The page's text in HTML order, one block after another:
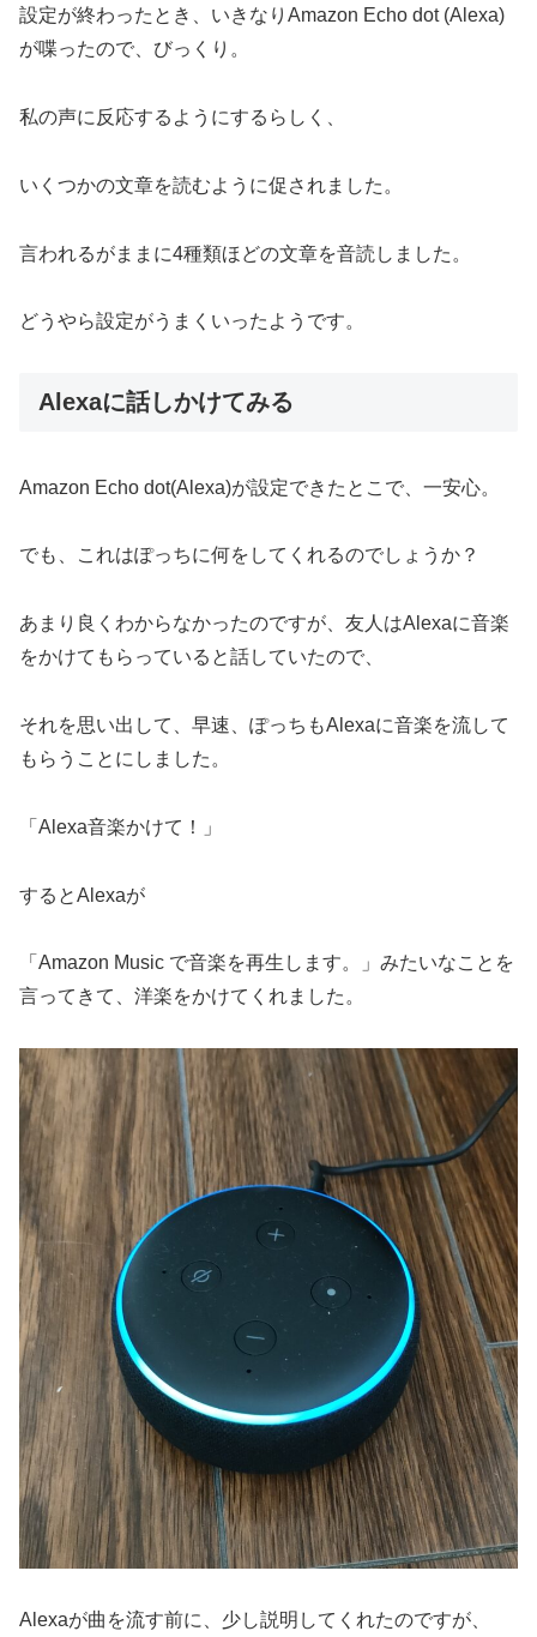
設定が終わったとき、いきなりAmazon Echo dot (Alexa)
が喋ったので、びっくり。
私の声に反応するようにするらしく、
いくつかの文章を読むように促されました。
言われるがままに4種類ほどの文章を音読しました。
どうやら設定がうまくいったようです。
Alexaに話しかけてみる
Amazon Echo dot(Alexa)が設定できたとこで、一安心。
でも、これはぽっちに何をしてくれるのでしょうか？
あまり良くわからなかったのですが、友人はAlexaに音楽
をかけてもらっていると話していたので、
それを思い出して、早速、ぽっちもAlexaに音楽を流して
もらうことにしました。
「Alexa音楽かけて！」
するとAlexaが
「Amazon Music で音楽を再生します。」みたいなことを
言ってきて、洋楽をかけてくれました。
Alexaが曲を流す前に、少し説明してくれたのですが、